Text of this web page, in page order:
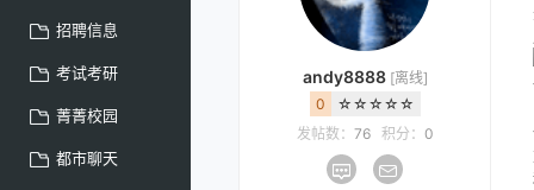
招聘信息
考试考研
菁菁校园
都市聊天
andy8888 [离线]
0
☆☆☆☆☆
发帖数： 76 积分： 0